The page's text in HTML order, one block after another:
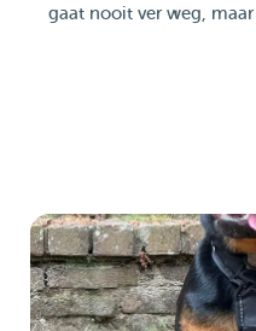
gaat nooit ver weg,